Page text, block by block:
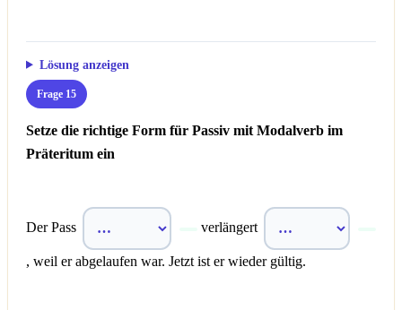
Lösung anzeigen
Frage 15
Setze die richtige Form für Passiv mit Modalverb im
Präteritum ein
Der Pass verlängert
, weil er abgelaufen war. Jetzt ist er wieder gültig.